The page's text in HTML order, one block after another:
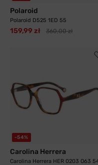
Polaroid
Polaroid D525 1ED 55
159,99 zł 360,00 zł
-54%
Carolina Herrera
Carolina Herrera HER 0203 O63